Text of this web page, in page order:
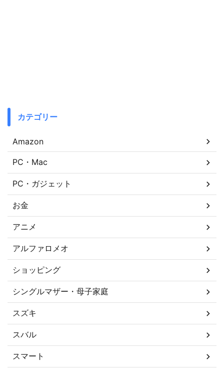
カテゴリー
Amazon
PC・Mac
PC・ガジェット
お金
アニメ
アルファロメオ
ショッピング
シングルマザー・母子家庭
スズキ
スバル
スマート